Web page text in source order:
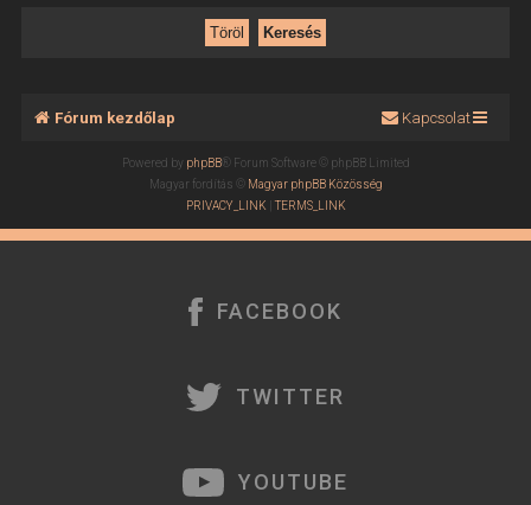
Fórum kezdőlap Kapcsolat
Powered by phpBB® Forum Software © phpBB Limited
Magyar fordítás © Magyar phpBB Közösség
PRIVACY_LINK|TERMS_LINK
FACEBOOK
TWITTER
YOUTUBE